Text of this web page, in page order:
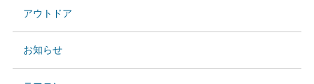
アウトドア
お知らせ